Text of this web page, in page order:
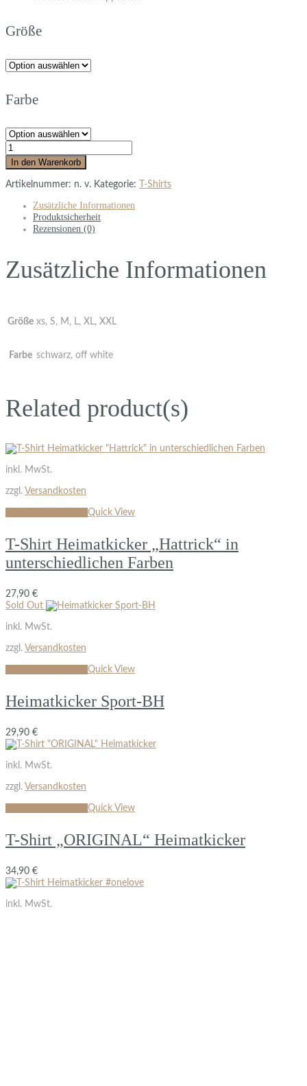
Größe
Farbe
In den Warenkorb
Artikelnummer: n. v. Kategorie: T-Shirts
Zusätzliche Informationen
Produktsicherheit
Rezensionen (0)
Zusätzliche Informationen
Größe xs, S, M, L, XL, XXL
Farbe schwarz, off white
Related product(s)
inkl. MwSt.
zzgl. Versandkosten
Quick View
T-Shirt Heimatkicker „Hattrick“ in
unterschiedlichen Farben
27,90 €
Sold Out
inkl. MwSt.
zzgl. Versandkosten
Quick View
Heimatkicker Sport-BH
29,90 €
inkl. MwSt.
zzgl. Versandkosten
Quick View
T-Shirt „ORIGINAL“ Heimatkicker
34,90 €
inkl. MwSt.